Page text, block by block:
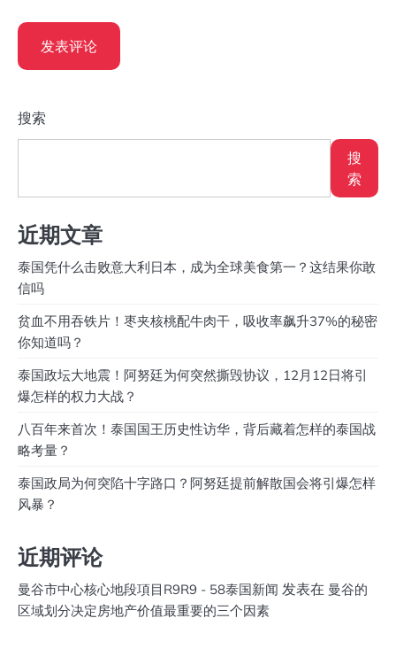
搜索
搜
索
近期文章
泰国凭什么击败意大利日本，成为全球美食第一？这结果你敢
信吗
贫血不用吞铁片！枣夹核桃配牛肉干，吸收率飙升37%的秘密
你知道吗？
泰国政坛大地震！阿努廷为何突然撕毁协议，12月12日将引
爆怎样的权力大战？
八百年来首次！泰国国王历史性访华，背后藏着怎样的泰国战
略考量？
泰国政局为何突陷十字路口？阿努廷提前解散国会将引爆怎样
风暴？
近期评论
曼谷市中心核心地段項目R9R9 - 58泰国新闻 发表在 曼谷的
区域划分决定房地产价值最重要的三个因素